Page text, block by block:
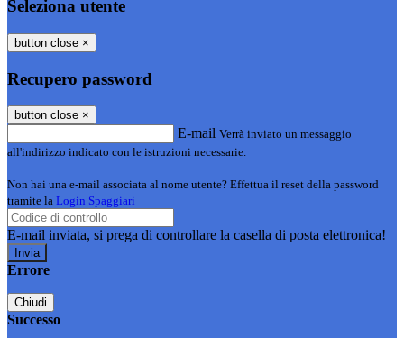
Seleziona utente
button close ×
Recupero password
button close ×
E-mail Verrà inviato un messaggio
all'indirizzo indicato con le istruzioni necessarie.
Non hai una e-mail associata al nome utente? Effettua il reset della password
tramite la Login Spaggiari
E-mail inviata, si prega di controllare la casella di posta elettronica!
Errore
Chiudi
Successo